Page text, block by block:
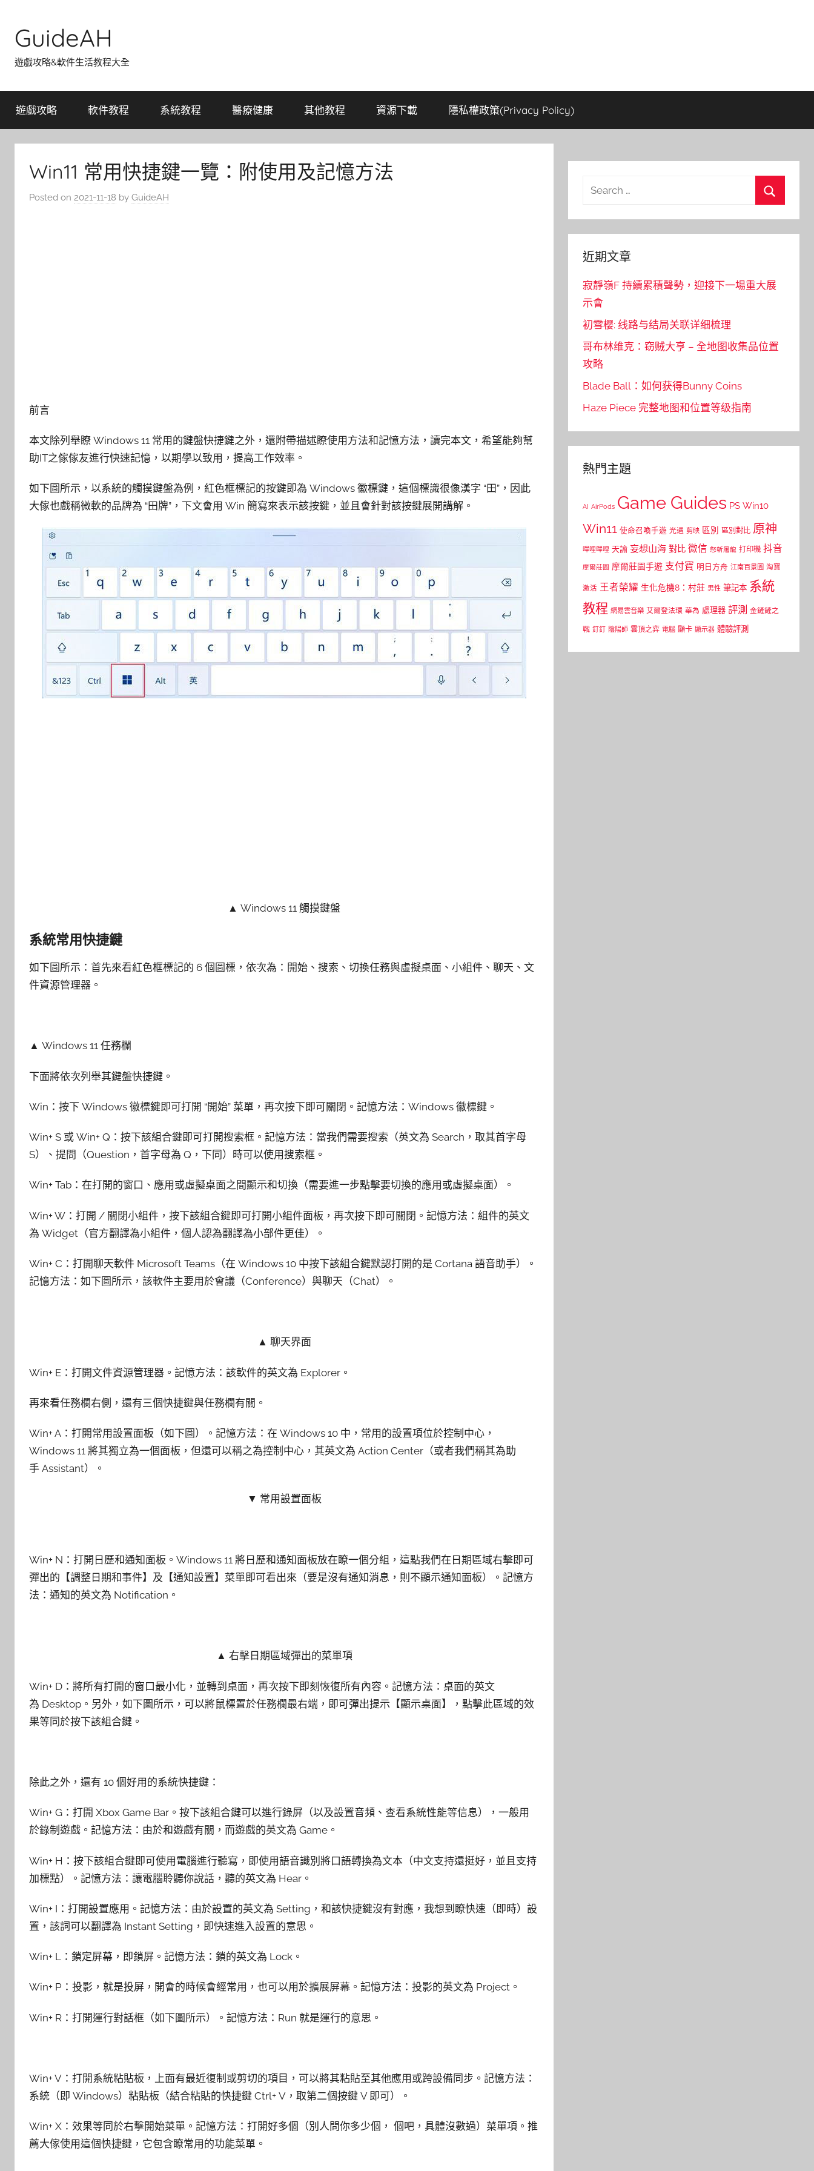
content
GuideAH
遊戲攻略&軟件生活教程大全
遊戲攻略 軟件教程 系統教程 醫療健康 其他教程 資源下載 隱私權政策(Privacy Policy)
Win11 常用快捷鍵一覽：附使用及記憶方法
Posted on 2021-11-18 by GuideAH
前言
本文除列舉瞭 Windows 11 常用的鍵盤快捷鍵之外，還附帶描述瞭使用方法和記憶方法，讀完本文，希望能夠幫
助IT之傢傢友進行快速記憶，以期學以致用，提高工作效率。
如下圖所示，以系統的觸摸鍵盤為例，紅色框標記的按鍵即為 Windows 徽標鍵，這個標識很像漢字 “田”，因此
大傢也戲稱微軟的品牌為 “田牌”，下文會用 Win 簡寫來表示該按鍵，並且會針對該按鍵展開講解。
▲ Windows 11 觸摸鍵盤
系統常用快捷鍵
如下圖所示：首先來看紅色框標記的 6 個圖標，依次為：開始、搜索、切換任務與虛擬桌面、小組件、聊天、文
件資源管理器。
▲ Windows 11 任務欄
下面將依次列舉其鍵盤快捷鍵。
Win：按下 Windows 徽標鍵即可打開 “開始” 菜單，再次按下即可關閉。記憶方法：Windows 徽標鍵。
Win+ S 或 Win+ Q：按下該組合鍵即可打開搜索框。記憶方法：當我們需要搜索（英文為 Search，取其首字母
S）、提問（Question，首字母為 Q，下同）時可以使用搜索框。
Win+ Tab：在打開的窗口、應用或虛擬桌面之間顯示和切換（需要進一步點擊要切換的應用或虛擬桌面）。
Win+ W：打開 / 關閉小組件，按下該組合鍵即可打開小組件面板，再次按下即可關閉。記憶方法：組件的英文
為 Widget（官方翻譯為小組件，個人認為翻譯為小部件更佳）。
Win+ C：打開聊天軟件 Microsoft Teams（在 Windows 10 中按下該組合鍵默認打開的是 Cortana 語音助手）。
記憶方法：如下圖所示，該軟件主要用於會議（Conference）與聊天（Chat）。
▲ 聊天界面
Win+ E：打開文件資源管理器。記憶方法：該軟件的英文為 Explorer。
再來看任務欄右側，還有三個快捷鍵與任務欄有關。
Win+ A：打開常用設置面板（如下圖）。記憶方法：在 Windows 10 中，常用的設置項位於控制中心，
Windows 11 將其獨立為一個面板，但還可以稱之為控制中心，其英文為 Action Center（或者我們稱其為助
手 Assistant）。
▼ 常用設置面板
Win+ N：打開日歷和通知面板。Windows 11 將日歷和通知面板放在瞭一個分組，這點我們在日期區域右擊即可
彈出的【調整日期和事件】及【通知設置】菜單即可看出來（要是沒有通知消息，則不顯示通知面板）。記憶方
法：通知的英文為 Notification。
▲ 右擊日期區域彈出的菜單項
Win+ D：將所有打開的窗口最小化，並轉到桌面，再次按下即刻恢復所有內容。記憶方法：桌面的英文
為 Desktop。另外，如下圖所示，可以將鼠標置於任務欄最右端，即可彈出提示【顯示桌面】，點擊此區域的效
果等同於按下該組合鍵。
除此之外，還有 10 個好用的系統快捷鍵：
Win+ G：打開 Xbox Game Bar。按下該組合鍵可以進行錄屏（以及設置音頻、查看系統性能等信息），一般用
於錄制遊戲。記憶方法：由於和遊戲有關，而遊戲的英文為 Game。
Win+ H：按下該組合鍵即可使用電腦進行聽寫，即使用語音識別將口語轉換為文本（中文支持還挺好，並且支持
加標點）。記憶方法：讓電腦聆聽你說話，聽的英文為 Hear。
Win+ I：打開設置應用。記憶方法：由於設置的英文為 Setting，和該快捷鍵沒有對應，我想到瞭快速（即時）設
置，該詞可以翻譯為 Instant Setting，即快速進入設置的意思。
Win+ L：鎖定屏幕，即鎖屏。記憶方法：鎖的英文為 Lock。
Win+ P：投影，就是投屏，開會的時候會經常用，也可以用於擴展屏幕。記憶方法：投影的英文為 Project。
Win+ R：打開運行對話框（如下圖所示）。記憶方法：Run 就是運行的意思。
Win+ V：打開系統粘貼板，上面有最近復制或剪切的項目，可以將其粘貼至其他應用或跨設備同步。記憶方法：
系統（即 Windows）粘貼板（結合粘貼的快捷鍵 Ctrl+ V，取第二個按鍵 V 即可）。
Win+ X：效果等同於右擊開始菜單。記憶方法：打開好多個（別人問你多少個， 個吧，具體沒數過）菜單項。推
薦大傢使用這個快捷鍵，它包含瞭常用的功能菜單。
Search
近期文章
寂靜嶺F 持續累積聲勢，迎接下一場重大展
示會
初雪樱: 线路与结局关联详细梳理
哥布林维克：窃贼大亨 – 全地图收集品位置
攻略
Blade Ball：如何获得Bunny Coins
Haze Piece 完整地图和位置等级指南
熱門主題
AI AirPods Game Guides PS Win10
Win11 使命召喚手遊 光遇 剪映 區別 區別對比 原神
嗶哩嗶哩 天諭 妄想山海 對比 微信 怒斬屠龍 打印機 抖音
摩爾莊園 摩爾莊園手遊 支付寶 明日方舟 江南百景圖 淘寶
激活 王者榮耀 生化危機8：村莊 男性 筆記本 系統
教程 網易雲音樂 艾爾登法環 華為 處理器 評測 金鏟鏟之
戰 釘釘 陰陽師 雲頂之弈 電腦 顯卡 顯示器 體驗評測